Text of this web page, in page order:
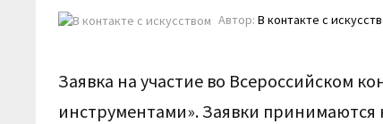
Автор:В контакте с
Заявка на участие во Всероссийском
инструментами». Заявки принимаются